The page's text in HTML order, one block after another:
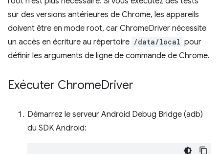
sur des versions antérieures de Chrome, les appareils
doivent être en mode root, car ChromeDriver nécessite
un accès en écriture au répertoire /data/local pour
définir les arguments de ligne de commande de Chrome.
Exécuter ChromeDriver
Démarrez le serveur Android Debug Bridge (adb)
du SDK Android: